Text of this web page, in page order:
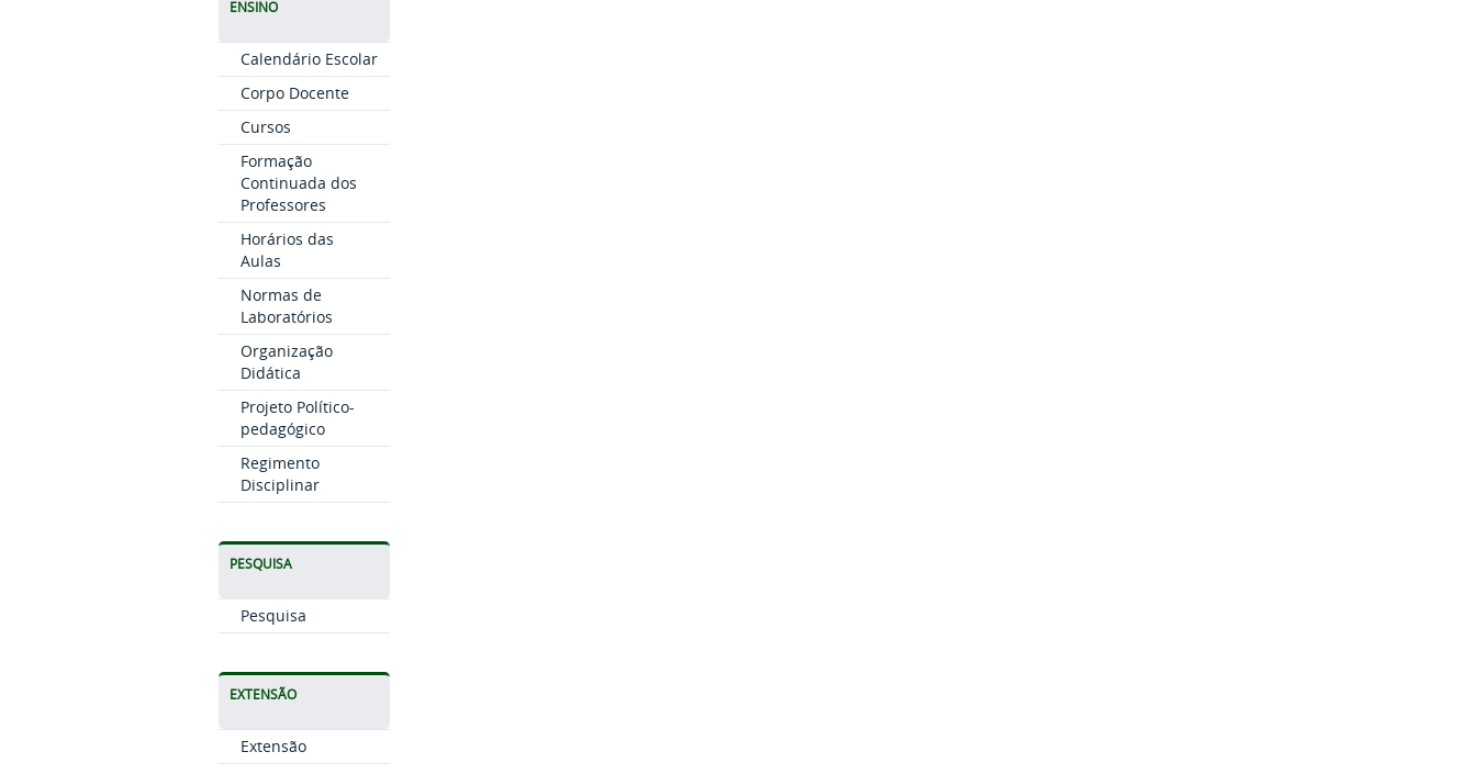
ENSINO
Calendário Escolar
Corpo Docente
Cursos
Formação
Continuada dos
Professores
Horários das
Aulas
Normas de
Laboratórios
Organização
Didática
Projeto Político-
pedagógico
Regimento
Disciplinar
PESQUISA
Pesquisa
EXTENSÃO
Extensão